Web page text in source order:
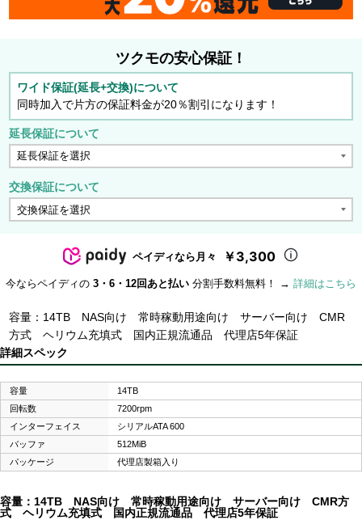
ツクモの安心保証！
ワイド保証(延長+交換)について
同時加入で片方の保証料金が20％割引になります！
延長保証について
交換保証について
ペイディなら月々 ￥3,300
今ならペイディの 3・6・12回あと払い 分割手数料無料！ → 詳細はこちら
容量：14TB NAS向け 常時稼動用途向け サーバー向け CMR
方式 ヘリウム充填式 国内正規流通品 代理店5年保証
詳細スペック
容量
14TB
回転数
7200rpm
インターフェイス
シリアルATA 600
バッファ
512MiB
パッケージ
代理店製箱入り
容量：14TB NAS向け 常時稼動用途向け サーバー向け CMR方
式 ヘリウム充填式 国内正規流通品 代理店5年保証